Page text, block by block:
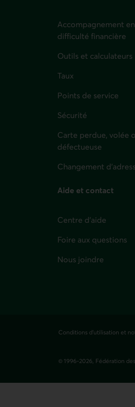
Accompagnement
difficulté financière
Outils et calculateurs
Taux
Points de service
Sécurité
Carte perdue, volée
défectueuse
Changement
Aide et contact
Centre d'aide
Foire aux questions
Nous joindre
Conditions d'utilisation et
© 1996-2026 , Fédération